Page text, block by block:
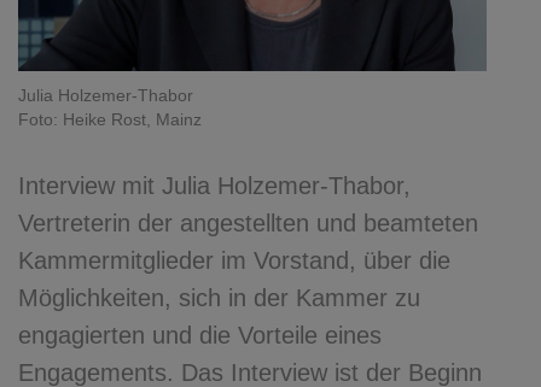
Julia Holzemer-Thabor
Foto: Heike Rost, Mainz
Interview mit Julia Holzemer-Thabor,
Vertreterin der angestellten und beamteten
Kammermitglieder im Vorstand, über die
Möglichkeiten, sich in der Kammer zu
engagierten und die Vorteile eines
Engagements. Das Interview ist der Beginn